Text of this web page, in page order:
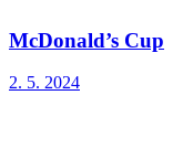
McDonald’s Cup
2. 5. 2024